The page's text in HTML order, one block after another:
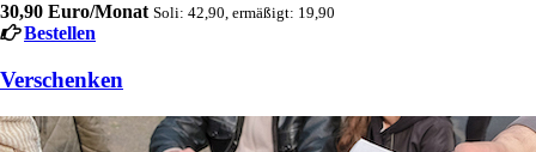
30,90 Euro/Monat Soli: 42,90, ermäßigt: 19,90
Bestellen
Verschenken